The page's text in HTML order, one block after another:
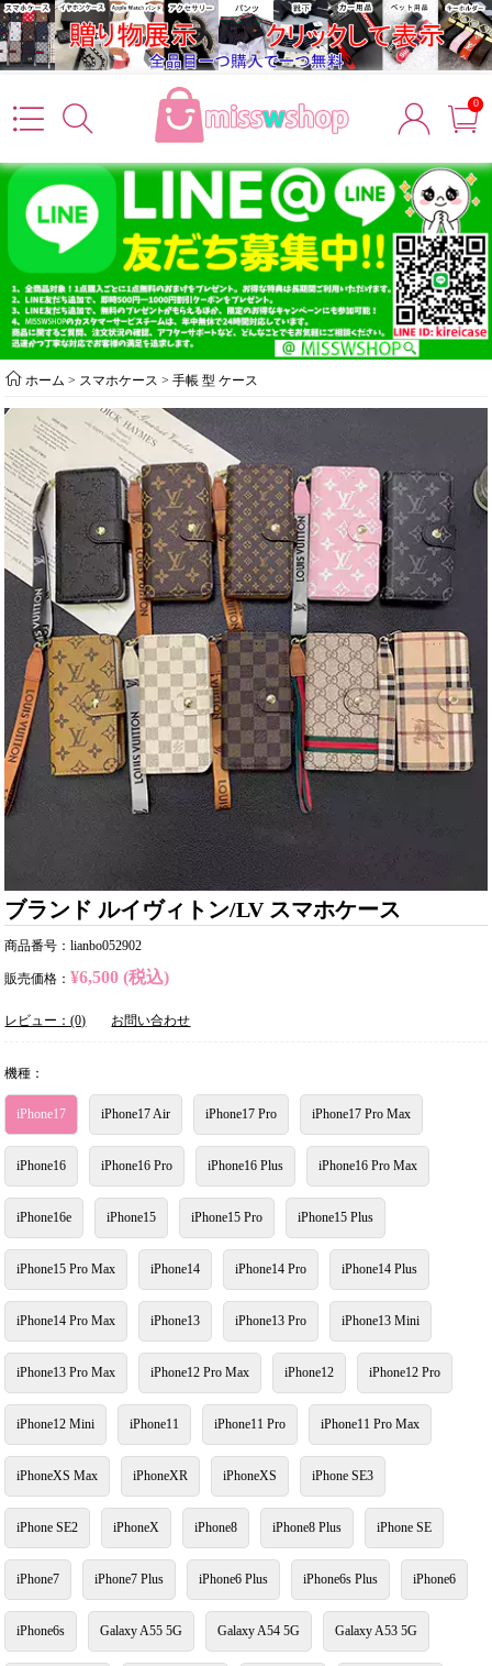
0
ホーム > スマホケース >手帳 型 ケース
ブランド ルイヴィトン/LV スマホケース
商品番号：lianbo052902
販売価格： ¥6,500 (税込)
レビュー：(0) お問い合わせ
機種：
iPhone17 iPhone17 Air iPhone17 Pro iPhone17 Pro Max
iPhone16 iPhone16 Pro iPhone16 Plus iPhone16 Pro Max
iPhone16e iPhone15 iPhone15 Pro iPhone15 Plus
iPhone15 Pro Max iPhone14 iPhone14 Pro iPhone14 Plus
iPhone14 Pro Max iPhone13 iPhone13 Pro iPhone13 Mini
iPhone13 Pro Max iPhone12 Pro Max iPhone12 iPhone12 Pro
iPhone12 Mini iPhone11 iPhone11 Pro iPhone11 Pro Max
iPhoneXS Max iPhoneXR iPhoneXS iPhone SE3
iPhone SE2 iPhoneX iPhone8 iPhone8 Plus iPhone SE
iPhone7 iPhone7 Plus iPhone6 Plus iPhone6s Plus iPhone6
iPhone6s Galaxy A55 5G Galaxy A54 5G Galaxy A53 5G